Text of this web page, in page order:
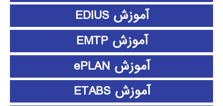
آموزش EDIUS
آموزش EMTP
آموزش ePLAN
آموزش ETABS